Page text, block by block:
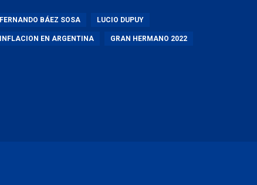
FERNANDO BÁEZ SOSA LUCIO DUPUY
INFLACION EN ARGENTINA GRAN HERMANO 2022